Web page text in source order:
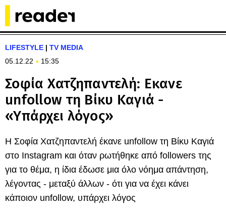
LIFESTYLE | TV MEDIA
05.12.22
15:35
Σοφία Χατζηπαντελή: Εκανε
unfollow τη Βίκυ Καγιά -
«Υπάρχει λόγος»
Η Σοφία Χατζηπαντελή έκανε unfollow τη Βίκυ Καγιά
στο Instagram και όταν ρωτήθηκε από followers της
για το θέμα, η ίδια έδωσε μια όλο νόημα απάντηση,
λέγοντας - μεταξύ άλλων - ότι για να έχει κάνει
κάποιον unfollow, υπάρχει λόγος